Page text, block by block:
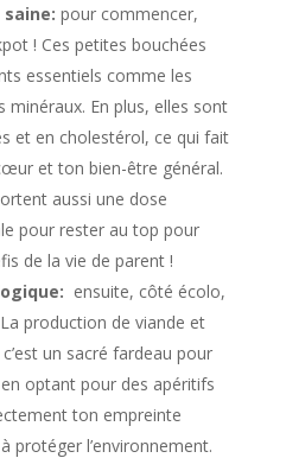
pour commencer,
! Ces petites bouchées
essentiels comme les
minéraux. En plus, elles sont
et en cholestérol, ce qui fait
et ton bien-être général.
aussi une dose
pour rester au top pour
de la vie de parent !
ensuite, côté écolo,
production de viande et
un sacré fardeau pour
optant pour des apéritifs
ton empreinte
protéger l’environnement.